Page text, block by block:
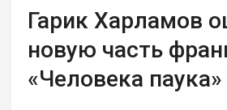
Гарик Харламов
новую часть
«Человека паука»